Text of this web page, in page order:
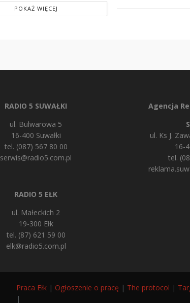
POKAŻ WIĘCEJ
RADIO 5 SUWAŁKI
ul. Bulwarowa 5
16-400 Suwałki
tel. (087) 567 80 00
serwis@radio5.com.pl
RADIO 5 EŁK
ul. Małeckich 2
19-300 Ełk
tel. (87) 621 59 00
elk@radio5.com.pl
Agencja
ul. Ks J.
16-
tel.
Praca Ełk | Ogłoszenie o pracę | The protocol |
|